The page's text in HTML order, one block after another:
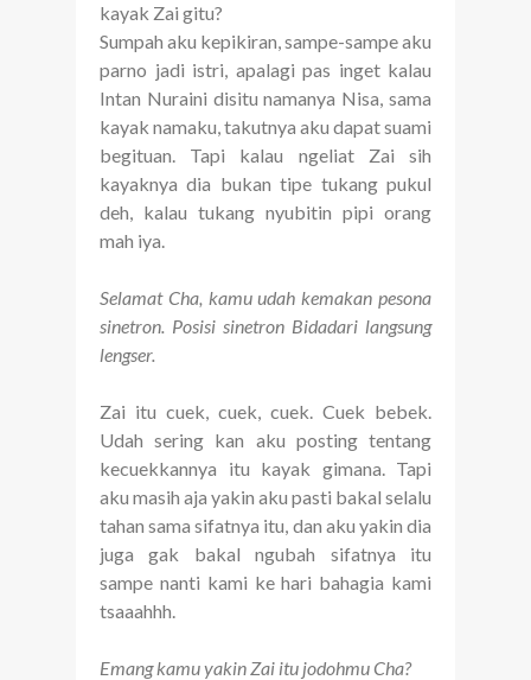
kayak Zai gitu?
Sumpah aku kepikiran, sampe-sampe aku
parno jadi istri, apalagi pas inget kalau
Intan Nuraini disitu namanya Nisa, sama
kayak namaku, takutnya aku dapat suami
begituan. Tapi kalau ngeliat Zai sih
kayaknya dia bukan tipe tukang pukul
deh, kalau tukang nyubitin pipi orang
mah iya.
Selamat Cha, kamu udah kemakan pesona
sinetron. Posisi sinetron Bidadari langsung
lengser.
Zai itu cuek, cuek, cuek. Cuek bebek.
Udah sering kan aku posting tentang
kecuekkannya itu kayak gimana. Tapi
aku masih aja yakin aku pasti bakal selalu
tahan sama sifatnya itu, dan aku yakin dia
juga gak bakal ngubah sifatnya itu
sampe nanti kami ke hari bahagia kami
tsaaahhh.
Emang kamu yakin Zai itu jodohmu Cha?